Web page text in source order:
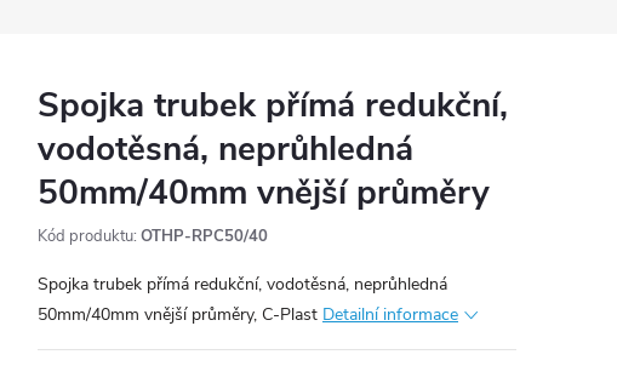
Spojka trubek přímá redukční,
vodotěsná, neprůhledná
50mm/40mm vnější průměry
Kód produktu: OTHP-RPC50/40
Spojka trubek přímá redukční, vodotěsná, neprůhledná
50mm/40mm vnější průměry, C-Plast Detailní informace